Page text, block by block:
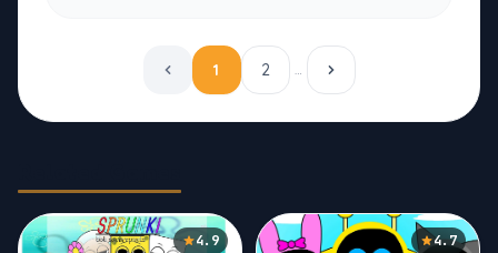
1 2 …
4.9 4.7